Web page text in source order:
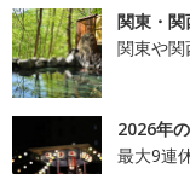
関東・
関東や
2026年
最大9連